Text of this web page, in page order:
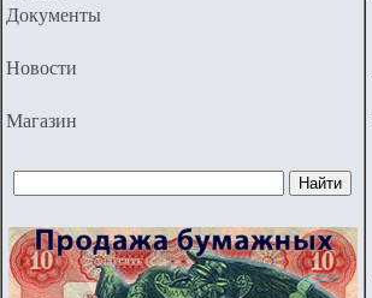
Документы
Новости
Магазин